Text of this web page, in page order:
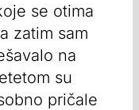
se otima
zatim sam
na
su
pričale